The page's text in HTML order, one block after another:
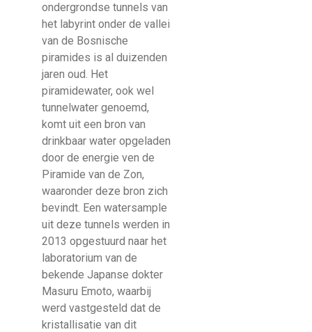
ondergrondse tunnels van
het labyrint onder de vallei
van de Bosnische
piramides is al duizenden
jaren oud. Het
piramidewater, ook wel
tunnelwater genoemd,
komt uit een bron van
drinkbaar water opgeladen
door de energie ven de
Piramide van de Zon,
waaronder deze bron zich
bevindt. Een watersample
uit deze tunnels werden in
2013 opgestuurd naar het
laboratorium van de
bekende Japanse dokter
Masuru Emoto, waarbij
werd vastgesteld dat de
kristallisatie van dit